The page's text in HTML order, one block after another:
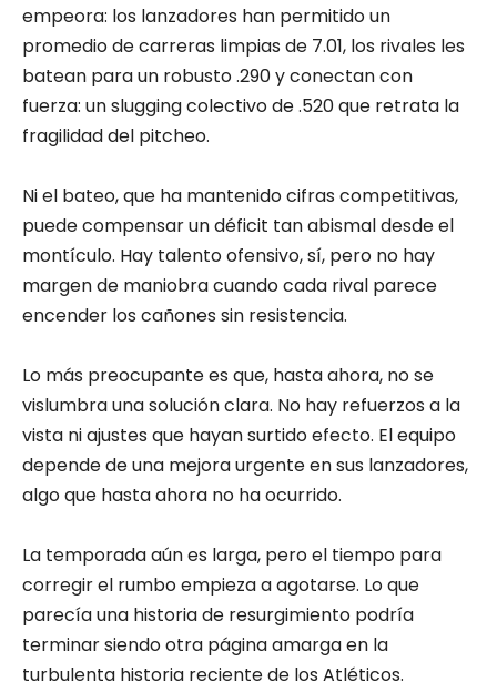
empeora: los lanzadores han permitido un
promedio de carreras limpias de 7.01, los rivales les
batean para un robusto .290 y conectan con
fuerza: un slugging colectivo de .520 que retrata la
fragilidad del pitcheo.
Ni el bateo, que ha mantenido cifras competitivas,
puede compensar un déficit tan abismal desde el
montículo. Hay talento ofensivo, sí, pero no hay
margen de maniobra cuando cada rival parece
encender los cañones sin resistencia.
Lo más preocupante es que, hasta ahora, no se
vislumbra una solución clara. No hay refuerzos a la
vista ni ajustes que hayan surtido efecto. El equipo
depende de una mejora urgente en sus lanzadores,
algo que hasta ahora no ha ocurrido.
La temporada aún es larga, pero el tiempo para
corregir el rumbo empieza a agotarse. Lo que
parecía una historia de resurgimiento podría
terminar siendo otra página amarga en la
turbulenta historia reciente de los Atléticos.